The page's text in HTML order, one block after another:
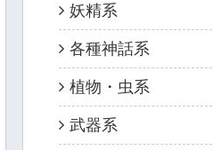
妖精系
各種神話系
植物・虫系
武器系